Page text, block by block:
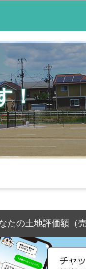
！
たの土地評価額（